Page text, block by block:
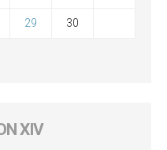
29 30
XIV